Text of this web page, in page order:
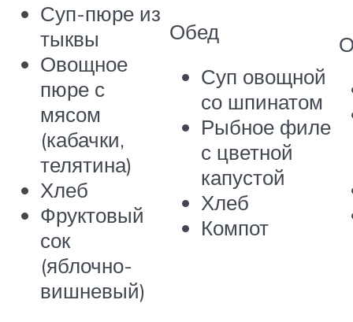
Суп-пюре из
тыквы
Овощное
пюре с
мясом
(кабачки,
телятина)
Хлеб
Фруктовый
сок
(яблочно-
вишневый)
Обед
Суп овощной
со шпинатом
Рыбное филе
с цветной
капустой
Хлеб
Компот